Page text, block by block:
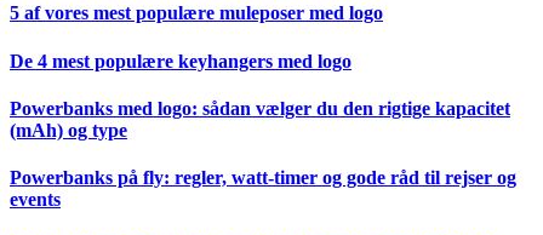
5 af vores mest populære muleposer med logo
De 4 mest populære keyhangers med logo
Powerbanks med logo: sådan vælger du den rigtige kapacitet
(mAh) og type
Powerbanks på fly: regler, watt-timer og gode råd til rejser og
events